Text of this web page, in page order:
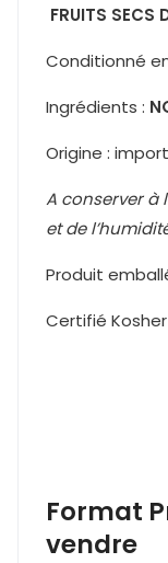
FRUITS SECS
Conditionné
Ingrédients :
Origine : import
A conserver à
et de
Produit
Certifié Kosher
Format
vendre